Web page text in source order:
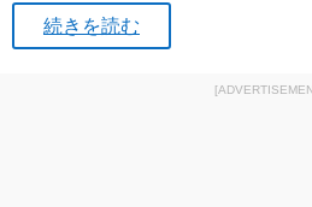
続きを読む